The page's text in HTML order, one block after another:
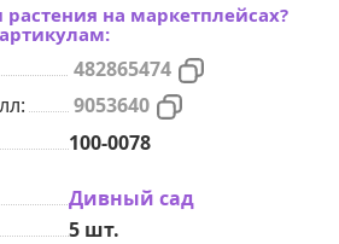
на маркетплейсах?
482865474
9053640
100-0078
Дивный сад
5 шт.